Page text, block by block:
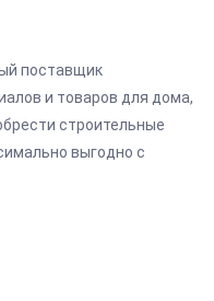
поставщик
и товаров для дома,
строительные
выгодно с